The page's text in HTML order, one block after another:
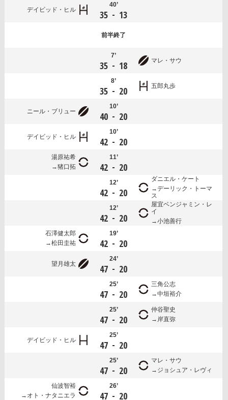
デイビッド・ヒル
40’
35 - 13
前半終了
7’
35 - 18 マレ・サウ
8’
35 - 20 五郎丸歩
ニール・ブリュー
10’
40 - 20
デイビッド・ヒル
10’
42 - 20
湯原祐希
猪口拓
11’
42 - 20
12’
42 - 20
ダニエル・ケート
デーリック・トーマ
ス
12’
42 - 20
屋宜ベンジャミン・レ
イ
小池善行
石澤健太郎
松田圭祐
19’
42 - 20
望月雄太
24’
47 - 20
25’
47 - 20
三角公志
中垣裕介
25’
47 - 20
仲谷聖史
岸直弥
デイビッド・ヒル
25’
47 - 20
25’
47 - 20
マレ・サウ
ジョシュア・レヴィ
仙波智裕
オト・ナタニエラ
26’
47 - 20